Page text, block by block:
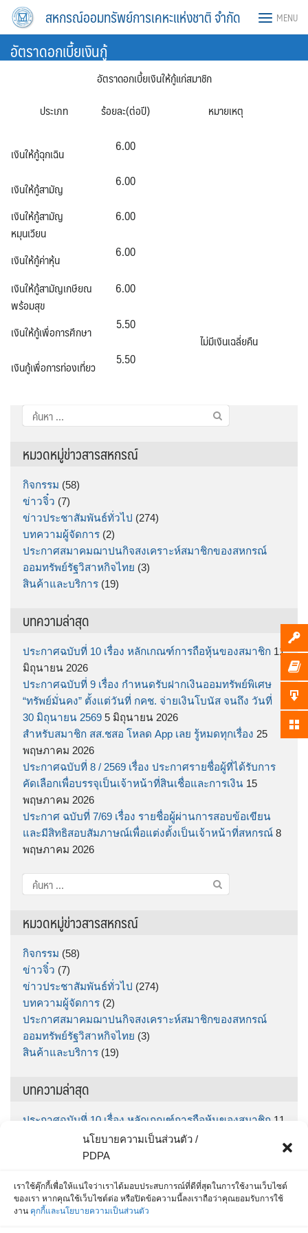
นโยบายความเป็นส่วนตัว /
PDPA
เราใช้คุ๊กกี้เพื่อให้แน่ใจว่าเราได้มอบประสบการณ์ที่ดีที่สุดในการใช้งานเว็บไซต์
ของเรา หากคุณใช้เว็บไซต์ต่อ หรือปิดข้อความนี้ลงเราถือว่าคุณยอมรับการใช้
งาน คุกกี้และนโยบายความเป็นส่วนตัว
Skip
content
สหกรณ์ออมทรัพย์การเคหะแห่งชาติ จำกัด MENU
อัตราดอกเบี้ยเงินกู้
อัตราดอกเบี้ยเงินให้กู้แก่สมาชิก
ประเภท
ร้อยละ(ต่อปี) หมายเหตุ
เงินให้กู้ฉุกเฉิน 6.00
เงินให้กู้สามัญ
6.00
เงินให้กู้สามัญ
หมุนเวียน
6.00
เงินให้กู้ค่าหุ้น
6.00
เงินให้กู้สามัญเกษียณ
พร้อมสุข
6.00
เงินให้กู้เพื่อการศึกษา
5.50
ไม่มีเงินเฉลี่ยคืน
เงินกู้เพื่อการท่องเที่ยว
5.50
ค้นหา
สำหรับ:
หมวดหมู่ข่าวสารสหกรณ์
กิจกรรม (58)
ข่าวจิ๋ว (7)
ข่าวประชาสัมพันธ์ทั่วไป (274)
บทความผู้จัดการ (2)
ประกาศสมาคมฌาปนกิจสงเคราะห์สมาชิกของสหกรณ์
ออมทรัพย์รัฐวิสาหกิจไทย (3)
สินค้าและบริการ (19)
บทความล่าสุด
ประกาศฉบับที่ 10 เรื่อง หลักเกณฑ์การถือหุ้นของสมาชิก 11
มิถุนายน 2026
ประกาศฉบับที่ 9 เรื่อง กำหนดรับฝากเงินออมทรัพย์พิเศษ
“ทรัพย์มั่นคง” ตั้งแต่วันที่ กคช. จ่ายเงินโบนัส จนถึง วันที่
30 มิถุนายน 2569 5 มิถุนายน 2026
สำหรับสมาชิก สส.ชสอ โหลด App เลย รู้หมดทุกเรื่อง 25
พฤษภาคม 2026
ประกาศฉบับที่ 8 / 2569 เรื่อง ประกาศรายชื่อผู้ที่ได้รับการ
คัดเลือกเพื่อบรรจุเป็นเจ้าหน้าที่สินเชื่อและการเงิน 15
พฤษภาคม 2026
ประกาศ ฉบับที่ 7/69 เรื่อง รายชื่อผู้ผ่านการสอบข้อเขียน
และมีสิทธิสอบสัมภาษณ์เพื่อแต่งตั้งเป็นเจ้าหน้าที่สหกรณ์ 8
พฤษภาคม 2026
ค้นหา
สำหรับ:
หมวดหมู่ข่าวสารสหกรณ์
กิจกรรม (58)
ข่าวจิ๋ว (7)
ข่าวประชาสัมพันธ์ทั่วไป (274)
บทความผู้จัดการ (2)
ประกาศสมาคมฌาปนกิจสงเคราะห์สมาชิกของสหกรณ์
ออมทรัพย์รัฐวิสาหกิจไทย (3)
สินค้าและบริการ (19)
บทความล่าสุด
ประกาศฉบับที่ 10 เรื่อง หลักเกณฑ์การถือหุ้นของสมาชิก 11
มิถุนายน 2026
ประกาศฉบับที่ 9 เรื่อง กำหนดรับฝากเงินออมทรัพย์พิเศษ
30 มิถุนายน 2569 5 มิถุนายน 2026
สำหรับสมาชิก สส.ชสอ โหลด App เลย รู้หมดทุกเรื่อง 25
พฤษภาคม 2026